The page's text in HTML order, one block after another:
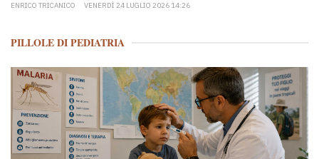
ENRICO TRICANICO VENERDÌ 24 LUGLIO 2026 14:26
PILLOLE DI PEDIATRIA